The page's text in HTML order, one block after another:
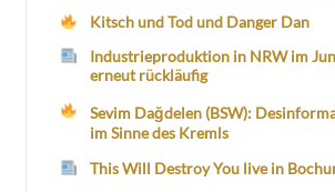
Kitsch und Tod und Danger Dan
Industrieproduktion in NRW im
erneut rückläufig
Sevim Dağdelen (BSW):
im Sinne des Kremls
This Will Destroy You live in